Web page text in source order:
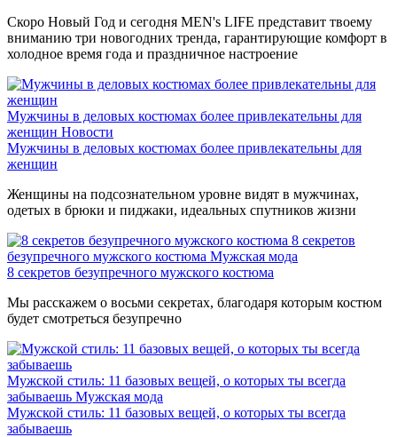
Скоро Новый Год и сегодня MEN's LIFE представит твоему
вниманию три новогодних тренда, гарантирующие комфорт в
холодное время года и праздничное настроение
Мужчины в деловых костюмах более привлекательны для
женщин Новости
Мужчины в деловых костюмах более привлекательны для
женщин
Женщины на подсознательном уровне видят в мужчинах,
одетых в брюки и пиджаки, идеальных спутников жизни
8 секретов
безупречного мужского костюма Мужская мода
8 секретов безупречного мужского костюма
Мы расскажем о восьми секретах, благодаря которым костюм
будет смотреться безупречно
Мужской стиль: 11 базовых вещей, о которых ты всегда
забываешь Мужская мода
Мужской стиль: 11 базовых вещей, о которых ты всегда
забываешь